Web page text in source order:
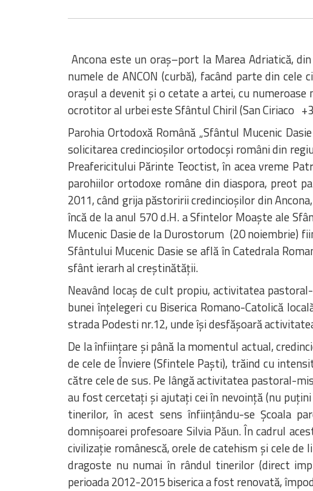
Ancona este un oraş–port la Marea Adriatică,
numele de ANCON (curbă), facând parte din
oraşul a devenit şi o cetate a artei, cu
ocrotitor al urbei este Sfântul Chiril (San Ciriaco
Parohia Ortodoxă Română „Sfântul Mucenic
solicitarea credincioşilor ortodocşi români din
Preafericitului Părinte Teoctist, în acea vreme
parohiilor ortodoxe române din diaspora, preot
2011, când grija păstoririi credincioşilor din
încă de la anul 570 d.H. a Sfintelor Moaşte ale
Mucenic Dasie de la Durostorum (20 noiembrie)
Sfântului Mucenic Dasie se află în Catedrala
sfânt ierarh al creştinătăţii.
Neavând locaş de cult propiu, activitatea
bunei înţelegeri cu Biserica Romano-Catolică
strada Podesti nr.12, unde îşi desfăşoară
De la înfiinţare şi până la momentul actual,
de cele de Înviere (Sfintele Paşti), trăind cu
către cele de sus. Pe lângă activitatea pastoral-
au fost cercetaţi şi ajutaţi cei în nevoinţă (nu
tinerilor, în acest sens înfiinţându-se Şcoala
domnişoarei profesoare Silvia Păun. În cadrul
civilizaţie românescă, orele de catehism şi cele
dragoste nu numai în rândul tinerilor (direct
perioada 2012-2015 biserica a fost renovată,